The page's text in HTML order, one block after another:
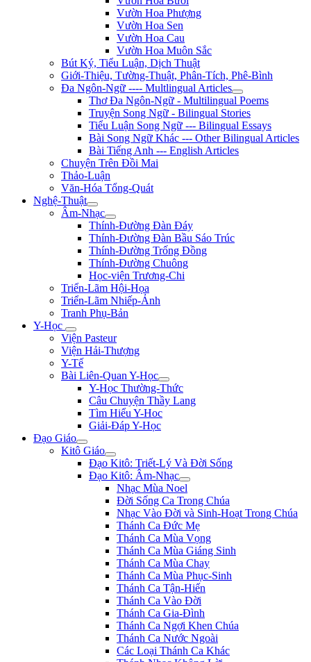
Vườn Hoa Phượng
Vườn Hoa Sen
Vườn Hoa Cau
Vườn Hoa Muôn Sắc
Bút Ký, Tiểu Luận, Dịch Thuật
Giới-Thiệu, Tường-Thuật, Phân-Tích, Phê-Bình
Đa Ngôn-Ngữ ---- Multlingual Articles
Thơ Đa Ngôn-Ngữ - Multilingual Poems
Truyện Song Ngữ - Bilingual Stories
Tiểu Luận Song Ngữ --- Bilingual Essays
Bài Song Ngữ Khác --- Other Bilingual Articles
Bài Tiếng Anh --- English Articles
Chuyện Trên Đồi Mai
Thảo-Luận
Văn-Hóa Tổng-Quát
Nghệ-Thuật
Âm-Nhạc
Thính-Đường Đàn Đáy
Thính-Đường Đàn Bầu Sáo Trúc
Thính-Đường Trống Đồng
Thính-Đường Chuông
Học-viện Trương-Chi
Triển-Lãm Hội-Họa
Triển-Lãm Nhiếp-Ảnh
Tranh Phụ-Bản
Y-Học
Viện Pasteur
Viện Hải-Thượng
Y-Tế
Bài Liên-Quan Y-Học
Y-Học Thường-Thức
Câu Chuyện Thầy Lang
Tìm Hiểu Y-Hoc
Giải-Đáp Y-Học
Đạo Giáo
Kitô Giáo
Đạo Kitô: Triết-Lý Và Đời Sống
Đạo Kitô: Âm-Nhạc
Nhạc Mùa Noel
Đời Sống Ca Trong Chúa
Nhạc Vào Đời và Sinh-Hoạt Trong Chúa
Thánh Ca Đức Mẹ
Thánh Ca Mùa Vọng
Thánh Ca Mùa Giáng Sinh
Thánh Ca Mùa Chay
Thánh Ca Mùa Phục-Sinh
Thánh Ca Tận-Hiến
Thánh Ca Vào Đời
Thánh Ca Gia-Đình
Thánh Ca Ngợi Khen Chúa
Thánh Ca Nước Ngoài
Các Loại Thánh Ca Khác